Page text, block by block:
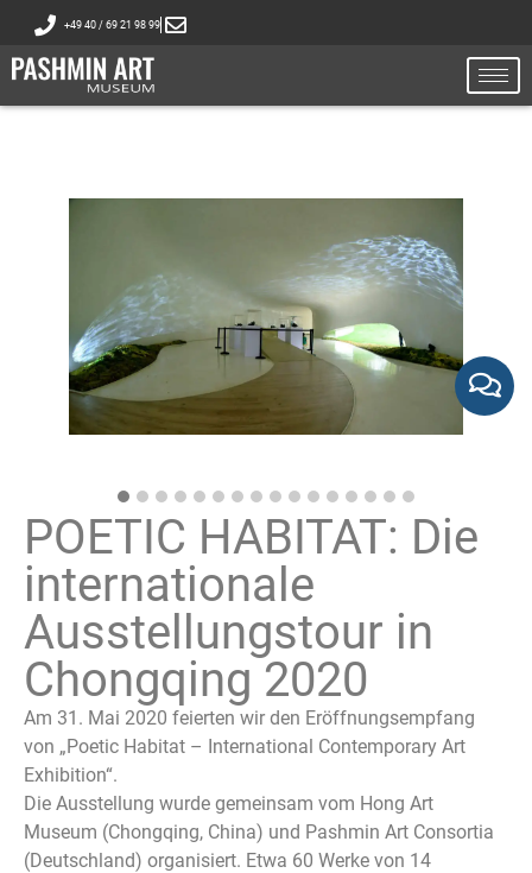
+49 40 / 69 21 98 99
POETIC HABITAT: Die
internationale
Ausstellungstour in
Chongqing 2020
Am 31. Mai 2020 feierten wir den Eröffnungsempfang
von „Poetic Habitat – International Contemporary Art
Exhibition“.
Die Ausstellung wurde gemeinsam vom Hong Art
Museum (Chongqing, China) und Pashmin Art Consortia
(Deutschland) organisiert. Etwa 60 Werke von 14